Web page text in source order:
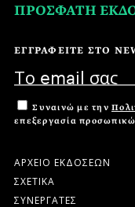
ΠΡΟΣΦΑΤΗ
ΕΓΓΡΑΦΕΙΤΕ ΣΤΟ
Συναινώ με την
επεξεργασία
ΑΡΧΕΙΟ ΕΚΔΟΣΕΩΝ
ΣΧΕΤΙΚΑ
ΣΥΝΕΡΓΑΤΕΣ